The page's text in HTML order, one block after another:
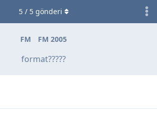
FM FM 2005
format?????
5/ 5gönderi